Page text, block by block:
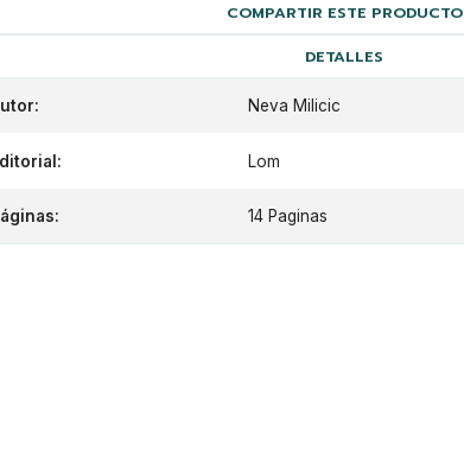
COMPARTIR ESTE PRODUCTO
DETALLES
Neva Milicic
Lom
14 Paginas